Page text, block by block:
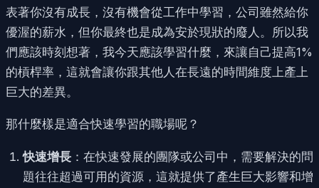
表著你沒有成長，沒有機會從工作中學習，公司雖然給你
優渥的薪水，但你最終也是成為安於現狀的廢人。所以我
們應該時刻想著，我今天應該學習什麼，來讓自己提高1%
的槓桿率，這就會讓你跟其他人在長遠的時間維度上產上
巨大的差異。
那什麼樣是適合快速學習的職場呢？
快速增長 ：在快速發展的團隊或公司中，需要解決的問
題往往超過可用的資源，這就提供了產生巨大影響和增